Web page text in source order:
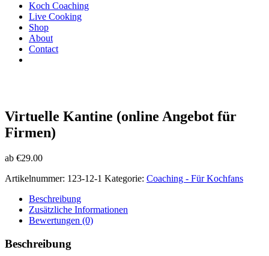
Koch Coaching
Live Cooking
Shop
About
Contact
Virtuelle Kantine (online Angebot für
Firmen)
ab €29.00
Artikelnummer: 123-12-1 Kategorie: Coaching - Für Kochfans
Beschreibung
Zusätzliche Informationen
Bewertungen (0)
Beschreibung